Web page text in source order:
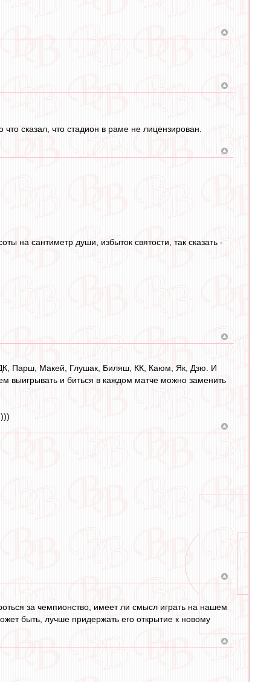
сказал, что стадион в раме не лицензирован.
на сантиметр души, избыток святости, так сказать -
ДК, Парш, Макей, Глушак, Биляш, КК, Каюм, Як, Дзю. И
и биться в каждом матче можно заменить
за чемпионство, имеет ли смысл играть на нашем
быть, лучше придержать его открытие к новому